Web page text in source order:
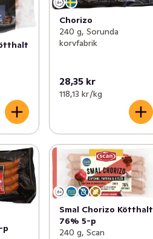
Chorizo
240 g, Sorunda
korvfabrik
28,35 kr
118,13 kr /kg
p
Smal Chorizo Kötthalt
76% 5-p
240 g, Scan